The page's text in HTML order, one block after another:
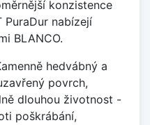
konzistence
PuraDur nabízejí
BLANCO.
hedvábný a
povrch,
dlouhou životnost -
poškrábání,